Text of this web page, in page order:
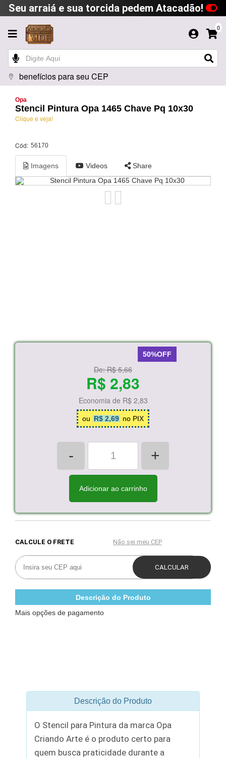
Seu arraiá e sua torcida pedem Atacadão!
0
benefícios para seu CEP
Opa
Stencil Pintura Opa 1465 Chave Pq 10x30
Clique e veja!
Cód: 56170
Imagens Videos Share
50%OFF
De:R$ 5,66
R$ 2,83
Economia de R$ 2,83
ou R$ 2,69 no PIX
- +
Adicionar ao carrinho
Descrição do Produto
Mais opções de pagamento
Descrição do Produto
O Stencil para Pintura da marca Opa
Criando Arte é o produto certo para
quem busca praticidade durante a